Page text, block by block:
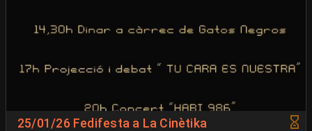
25/01/26 Fedifesta a La Cinètika